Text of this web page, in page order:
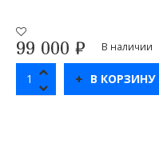
99 000 ₽ В наличии
В КОРЗИНУ